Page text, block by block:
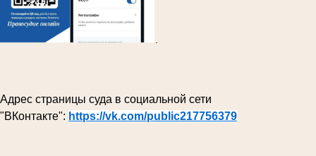
Адрес страницы суда в социальной сети
"ВКонтакте": https://vk.com/public217756379